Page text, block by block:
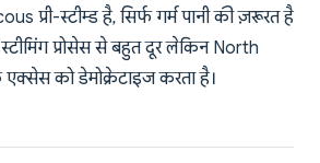
प्री-स्टीम्ड है, सिर्फ गर्म पानी की ज़रूरत है
प्रोसेस से बहुत दूर लेकिन North
को डेमोक्रेटाइज करता है।